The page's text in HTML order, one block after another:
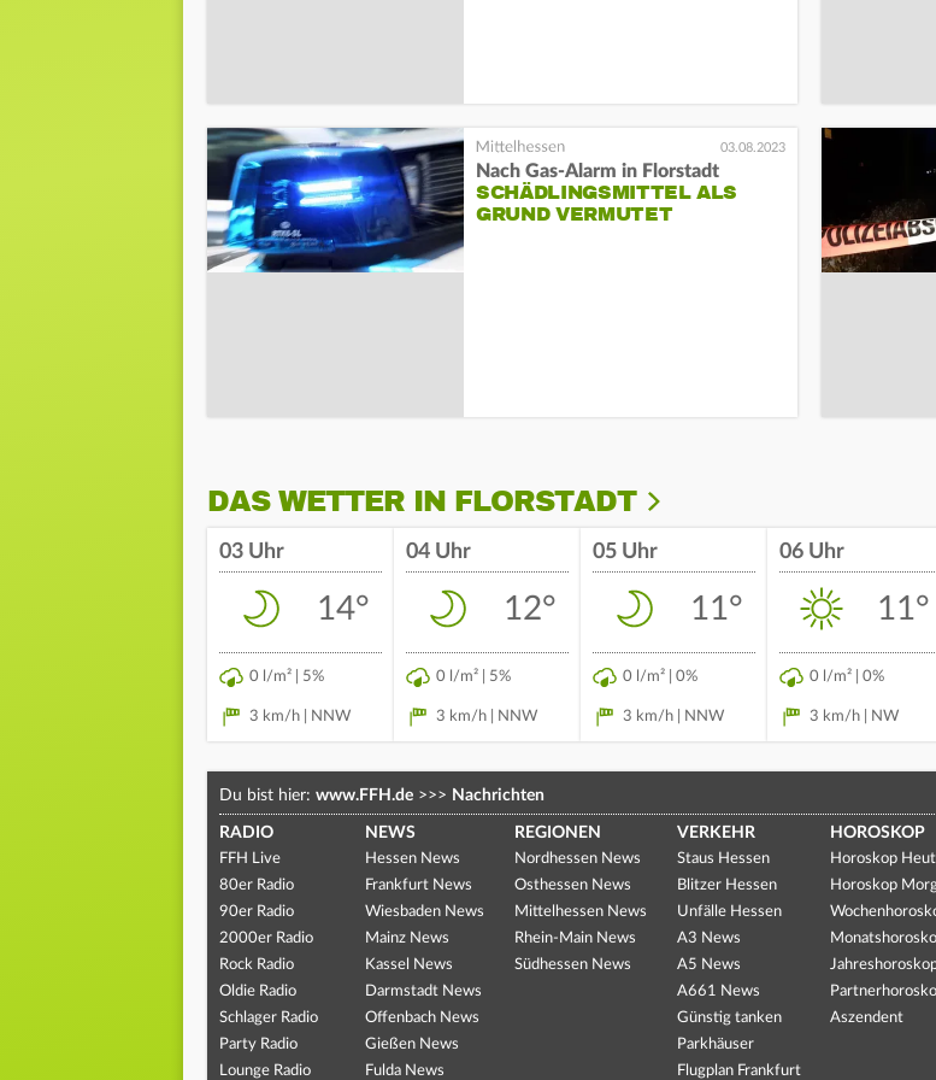
03.08.2023
Nach Gas-Alarm in Florstadt
SCHÄDLINGSMITTEL ALS
GRUND VERMUTET
DAS WETTER IN FLORSTADT
03 Uhr
14°
0 l/m² | 5%
3 km/h | NNW
04 Uhr
12°
0 l/m² | 5%
3 km/h | NNW
05 Uhr
11°
0 l/m² | 0%
3 km/h | NNW
06 Uhr
11°
0 l/m² | 0%
3 km/h | NW
Du bist hier: www.FFH.de >>> Nachrichten
RADIO
FFH Live
80er Radio
90er Radio
2000er Radio
Rock Radio
Oldie Radio
Schlager Radio
Party Radio
Lounge Radio
NEWS
Hessen News
Frankfurt News
Wiesbaden News
Mainz News
Kassel News
Darmstadt News
Offenbach News
Gießen News
Fulda News
REGIONEN
Nordhessen News
Osthessen News
Mittelhessen News
Rhein-Main News
Südhessen News
VERKEHR
Staus Hessen
Blitzer Hessen
Unfälle Hessen
A3 News
A5 News
A661 News
Günstig tanken
Parkhäuser
Flugplan Frankfurt
HOROSKOP
Horoskop
Horoskop
Aszendent